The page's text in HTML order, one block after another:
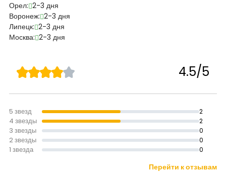
Орел: 2-3 дня
Воронеж: 2-3 дня
Липецк: 2-3 дня
Москва: 2-3 дня
4.5/5
5 звезд 2
4 звезды 2
3 звезды 0
2 звезды 0
1 звезда 0
Перейти к отзывам